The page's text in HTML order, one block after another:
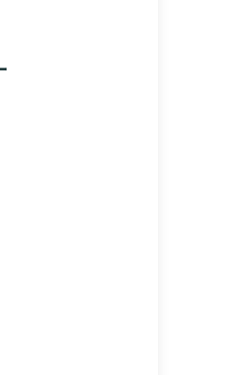
お問い合わせ